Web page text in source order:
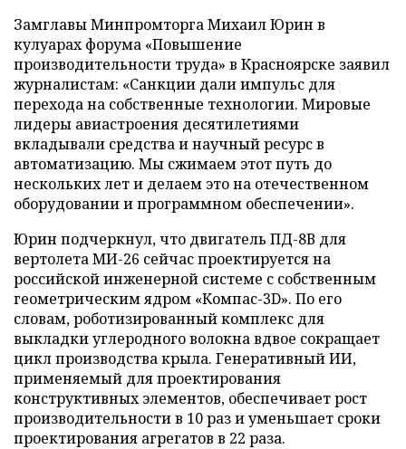
Замглавы Минпромторга Михаил Юрин в
кулуарах форума «Повышение
производительности труда» в Красноярске заявил
журналистам: «Санкции дали импульс для
перехода на собственные технологии. Мировые
лидеры авиастроения десятилетиями
вкладывали средства и научный ресурс в
автоматизацию. Мы сжимаем этот путь до
нескольких лет и делаем это на отечественном
оборудовании и программном обеспечении».
Юрин подчеркнул, что двигатель ПД-8В для
вертолета МИ-26 сейчас проектируется на
российской инженерной системе с собственным
геометрическим ядром «Компас-3D». По его
словам, роботизированный комплекс для
выкладки углеродного волокна вдвое сокращает
цикл производства крыла. Генеративный ИИ,
применяемый для проектирования
конструктивных элементов, обеспечивает рост
производительности в 10 раз и уменьшает сроки
проектирования агрегатов в 22 раза.